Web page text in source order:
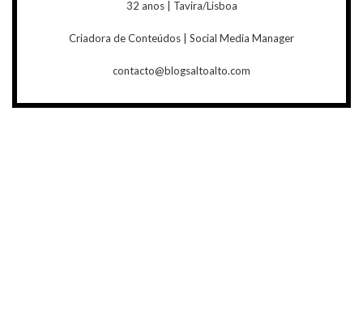
32 anos | Tavira/Lisboa
Criadora de Conteúdos | Social Media Manager
contacto@blogsaltoalto.com